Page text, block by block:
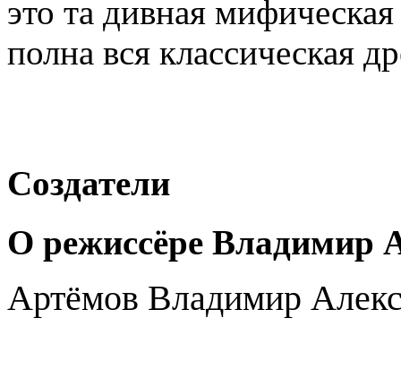
это та дивная
полна вся классическая
Создатели
О режиссёре Владимир
Артёмов Владимир